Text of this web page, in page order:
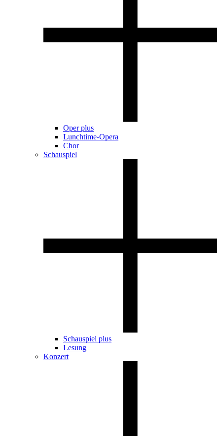
Oper plus
Lunchtime-Opera
Chor
Schauspiel
Schauspiel plus
Lesung
Konzert